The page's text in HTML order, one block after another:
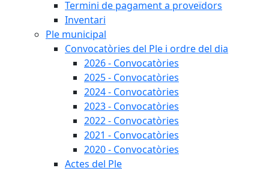
Termini de pagament a proveïdors
Inventari
Ple municipal
Convocatòries del Ple i ordre del dia
2026 - Convocatòries
2025 - Convocatòries
2024 - Convocatòries
2023 - Convocatòries
2022 - Convocatòries
2021 - Convocatòries
2020 - Convocatòries
Actes del Ple